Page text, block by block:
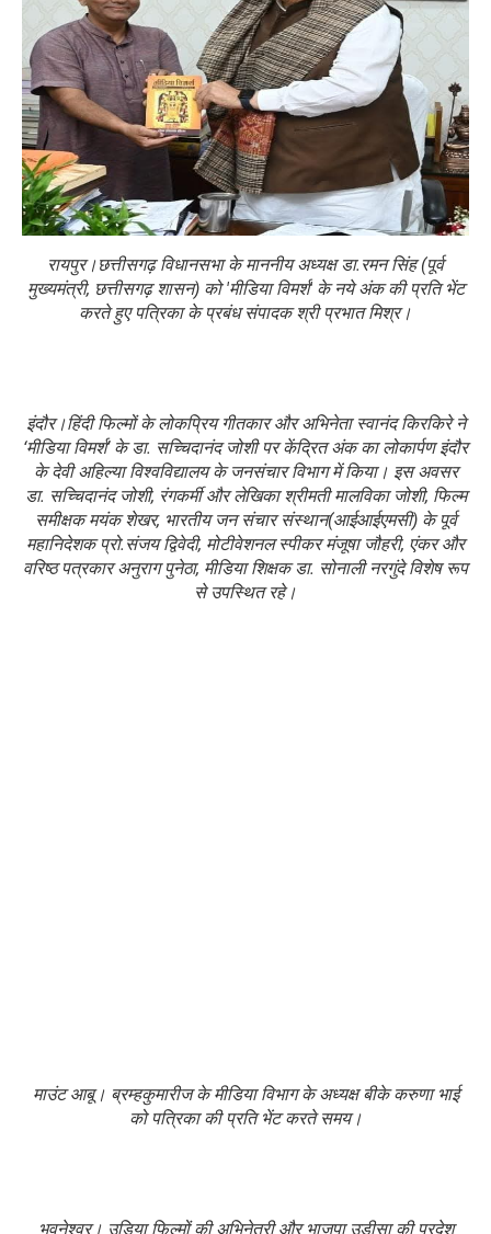
रायपुर।छत्तीसगढ़ विधानसभा के माननीय अध्यक्ष डा.रमन सिंह (पूर्व
मुख्यमंत्री, छत्तीसगढ़ शासन) को 'मीडिया विमर्श' के नये अंक की प्रति भेंट
करते हुए पत्रिका के प्रबंध संपादक श्री प्रभात मिश्र।
इंदौर।हिंदी फिल्मों के लोकप्रिय गीतकार और अभिनेता स्वानंद किरकिरे ने
‘मीडिया विमर्श’ के डा. सच्चिदानंद जोशी पर केंद्रित अंक का लोकार्पण इंदौर
के देवी अहिल्या विश्वविद्यालय के जनसंचार विभाग में किया। इस अवसर
डा. सच्चिदानंद जोशी, रंगकर्मी और लेखिका श्रीमती मालविका जोशी, फिल्म
समीक्षक मयंक शेखर, भारतीय जन संचार संस्थान(आईआईएमसी) के पूर्व
महानिदेशक प्रो.संजय द्विवेदी, मोटीवेशनल स्पीकर मंजूषा जौहरी, एंकर और
वरिष्ठ पत्रकार अनुराग पुनेठा, मीडिया शिक्षक डा. सोनाली नरगुंदे विशेष रूप
से उपस्थित रहे।
माउंट आबू। ब्रम्हकुमारीज के मीडिया विभाग के अध्यक्ष बीके करुणा भाई
को पत्रिका की प्रति भेंट करते समय।
भुवनेश्वर। उड़िया फिल्मों की अभिनेत्री और भाजपा उड़ीसा की प्रदेश